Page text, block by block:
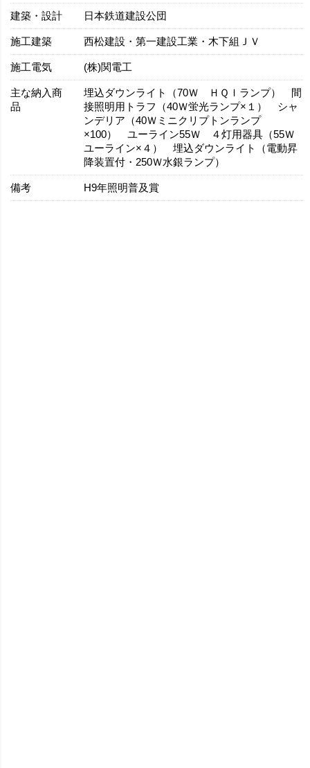
建築・設計 日本鉄道建設公団
施工建築 西松建設・第一建設工業・木下組ＪＶ
施工電気 (株)関電工
主な納入商
品
埋込ダウンライト（70Ｗ ＨＱＩランプ） 間
接照明用トラフ（40Ｗ蛍光ランプ×１） シャ
ンデリア（40Ｗミニクリプトンランプ
×100） ユーライン55Ｗ ４灯用器具（55Ｗ
ユーライン×４） 埋込ダウンライト（電動昇
降装置付・250Ｗ水銀ランプ）
備考 H9年照明普及賞